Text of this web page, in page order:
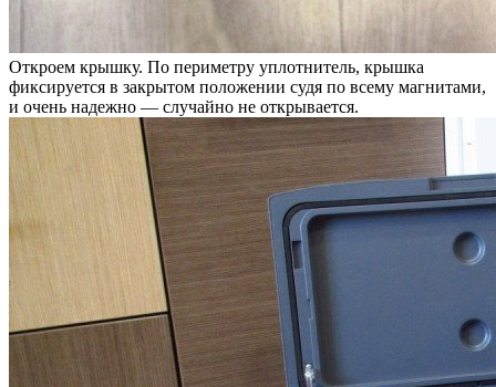
Откроем крышку. По периметру уплотнитель, крышка
фиксируется в закрытом положении судя по всему магнитами,
и очень надежно — случайно не открывается.